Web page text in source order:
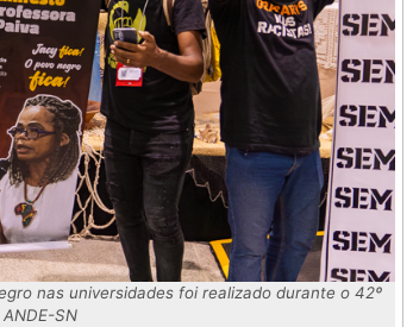
nas universidades foi realizado durante o 42º
SN